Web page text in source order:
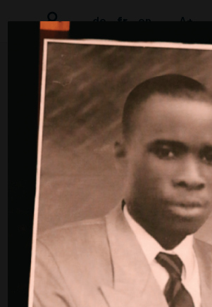
de fr en A+
HEARING 2014
Site web sous construction